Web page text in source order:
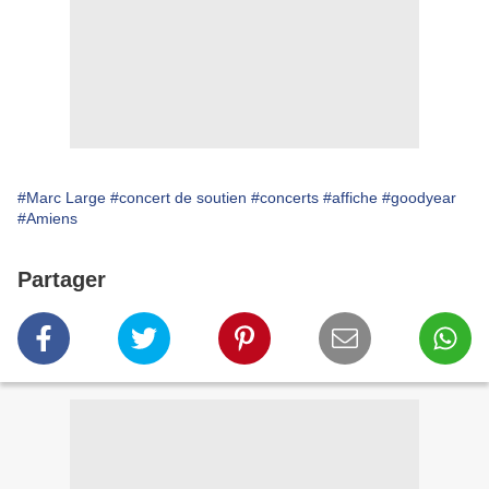
#Marc Large #concert de soutien #concerts #affiche #goodyear
#Amiens
Partager